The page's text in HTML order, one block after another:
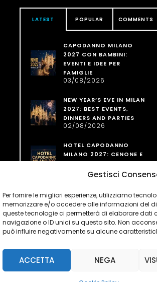
Gestisci
Per fornire le migliori esperienze, utilizziamo
memorizzare e/o accedere alle informazioni del
queste tecnologie ci permetterà di elaborare dati
navigazione o ID unici su questo sito. Non
può influire negativamente su alcune
ACCETTA NEGA
LATEST POPULAR COMMENTS
CAPODANNO MILANO
2027 CON BAMBINI:
EVENTI E IDEE PER
FAMIGLIE
03/08/2026
NEW YEAR’S EVE IN MILAN
2027: BEST EVENTS,
DINNERS AND PARTIES
02/08/2026
HOTEL CAPODANNO
MILANO 2027: CENONE E
PERNOTTAMENTO
02/08/2026